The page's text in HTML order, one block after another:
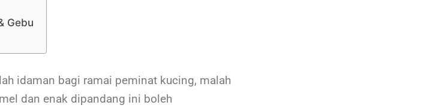
Gebu
idaman bagi ramai peminat kucing, malah
dan enak dipandang ini boleh